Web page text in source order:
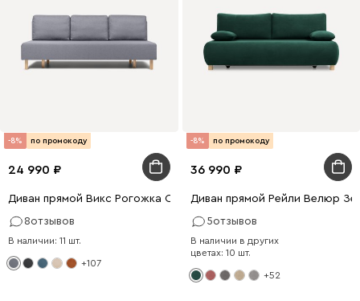
-8% по промокоду
24 990
Диван прямой Викс Рогожка Серый
8отзывов
В наличии: 11 шт.
+107
-8% по промокоду
36 990
Диван прямой Рейли Велюр
5отзывов
В наличии в других
цветах: 10 шт.
+52